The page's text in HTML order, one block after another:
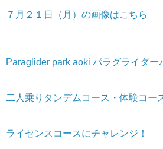
７月２１日（月）の画像はこちら
Paraglider park aoki パラグライダー
二人乗りタンデムコース・体験コー
ライセンスコースにチャレンジ！